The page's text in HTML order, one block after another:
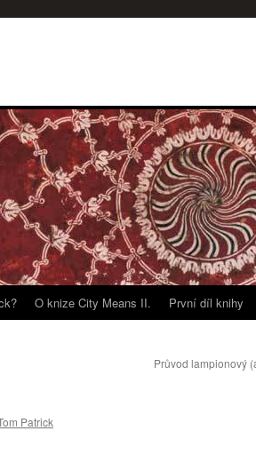
O knize City Means II. První díl knihy
Průvod lampionový
Patrick